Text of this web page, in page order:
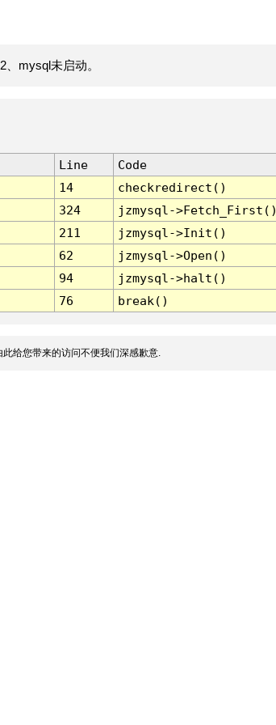
mysql未启动。
Line
Code
14
checkredirect()
324
jzmysql-
211
jzmysql->Init()
62
jzmysql->Open()
94
jzmysql->halt()
76 break()
给您带来的访问不便我们深感歉意.